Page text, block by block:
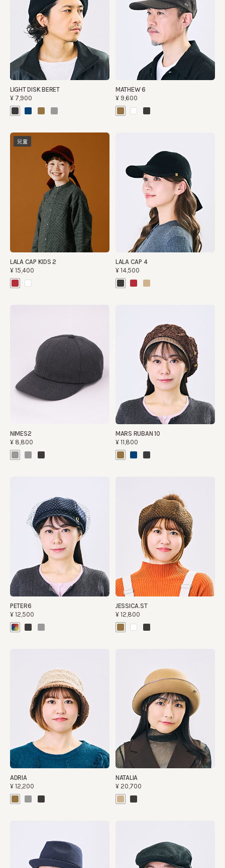
LIGHT DISK BERET
¥7,900
MATHEW 6
¥9,600
兒童
LALA CAP KIDS 2
¥15,400
LALA CAP 4
¥14,500
NIMES2
¥8,800
MARS RUBAN 10
¥11,800
PETER6
¥12,500
JESSICA.ST
¥12,800
ADRIA
¥12,200
NATALIA
¥20,700